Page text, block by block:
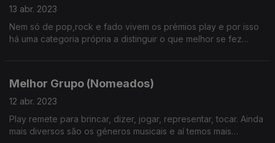
13 abr. 2023
Nem só de pop,rock e fado vivem os prémios play e por isso
há uma categoria própria a distinguir o que melhor se fez
Melhor Grupo (Nomeados)
12 abr. 2023
Play remete para brincar, dizer, jogar, representar, tocar. Ainda
mais diversos são os géneros musicais e aí temos mais